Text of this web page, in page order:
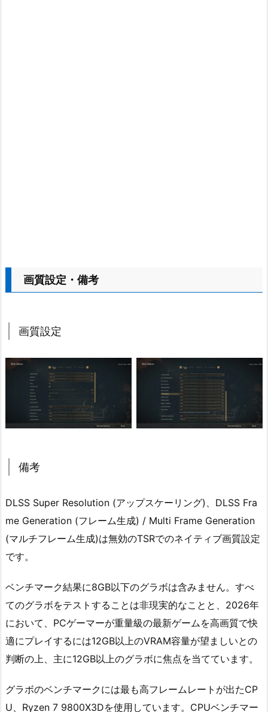
画質設定・備考
画質設定
備考
DLSS Super Resolution (アップスケーリング)、DLSS Fra
me Generation (フレーム生成) / Multi Frame Generation
(マルチフレーム生成)は無効のTSRでのネイティブ画質設定
です。
ベンチマーク結果に8GB以下のグラボは含みません。すべ
てのグラボをテストすることは非現実的なことと、2026年
において、PCゲーマーが重量級の最新ゲームを高画質で快
適にプレイするには12GB以上のVRAM容量が望ましいとの
判断の上、主に12GB以上のグラボに焦点を当てています。
グラボのベンチマークには最も高フレームレートが出たCP
U、Ryzen 7 9800X3Dを使用しています。CPUベンチマー